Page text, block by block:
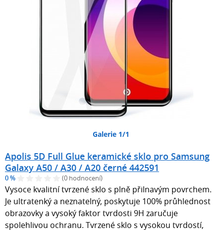
Galerie 1/1
Apolis 5D Full Glue keramické sklo pro Samsung
Galaxy A50 / A30 / A20 černé 442591
0 % (0 hodnocení)
Vysoce kvalitní tvrzené sklo s plně přilnavým povrchem.
Je ultratenký a neznatelný, poskytuje 100% průhlednost
obrazovky a vysoký faktor tvrdosti 9H zaručuje
spolehlivou ochranu. Tvrzené sklo s vysokou tvrdostí,